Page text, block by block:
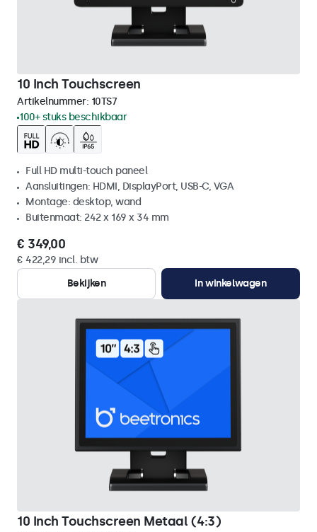
10 Inch Touchscreen
Artikelnummer: 10TS7
100+ stuks beschikbaar
Full HD multi-touch paneel
Aansluitingen: HDMI, DisplayPort, USB-C, VGA
Montage: desktop, wand
Buitenmaat: 242 x 169 x 34 mm
€ 349,00
€ 422,29 incl. btw
Bekijken
In winkelwagen
10 Inch Touchscreen Metaal (4:3)